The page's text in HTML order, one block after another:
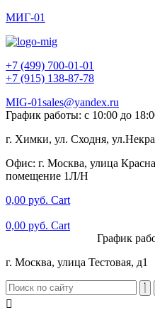
МИГ-01
+7 (499) 700-01-01
+7 (915) 138-87-78
MIG-01sales@yandex.ru
График работы: с 10:00 до
г. Химки, ул. Сходня,
Офис: г. Москва, улица
помещение 1Л/Н
0,00 руб. Cart
0,00 руб. Cart
График
г. Москва, улица Тестовая, д1